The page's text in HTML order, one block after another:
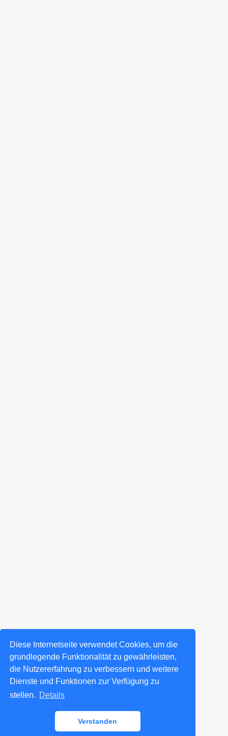
Diese Internetseite verwendet Cookies, um die
grundlegende Funktionalität zu gewährleisten,
die Nutzererfahrung zu verbessern und weitere
Dienste und Funktionen zur Verfügung zu
stellen. Details
Verstanden